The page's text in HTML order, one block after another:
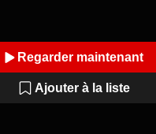
Regarder maintenant
Ajouter à la liste